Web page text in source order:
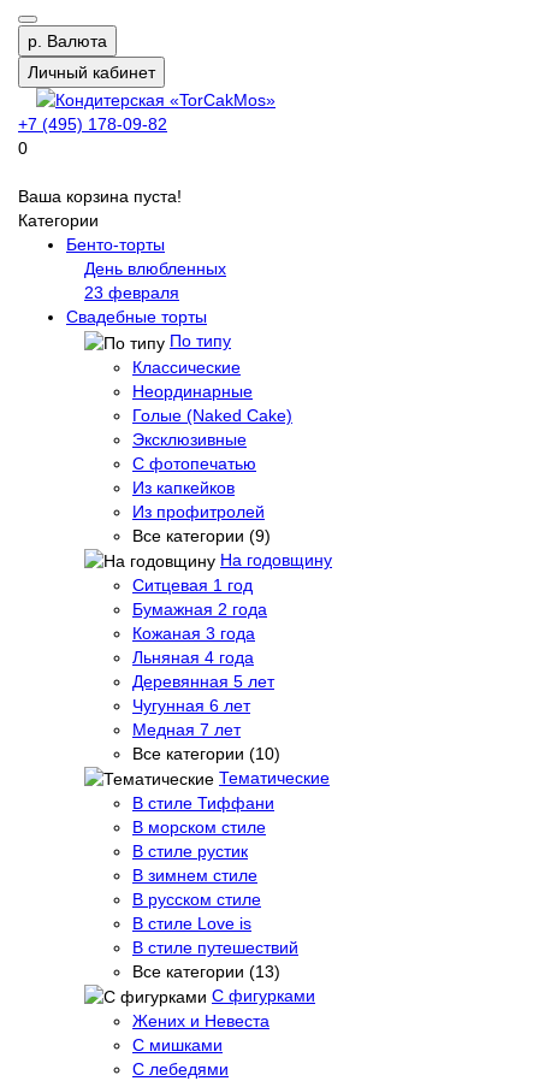
р. Валюта
Личный кабинет
+7 (495) 178-09-82
0
Ваша корзина пуста!
Категории
Бенто-торты
День влюбленных
23 февраля
Свадебные торты
По типу
Классические
Неординарные
Голые (Naked Cake)
Эксклюзивные
С фотопечатью
Из капкейков
Из профитролей
Все категории (9)
На годовщину
Ситцевая 1 год
Бумажная 2 года
Кожаная 3 года
Льняная 4 года
Деревянная 5 лет
Чугунная 6 лет
Медная 7 лет
Все категории (10)
Тематические
В стиле Тиффани
В морском стиле
В стиле рустик
В зимнем стиле
В русском стиле
В стиле Love is
В стиле путешествий
Все категории (13)
С фигурками
Жених и Невеста
С мишками
С лебедями